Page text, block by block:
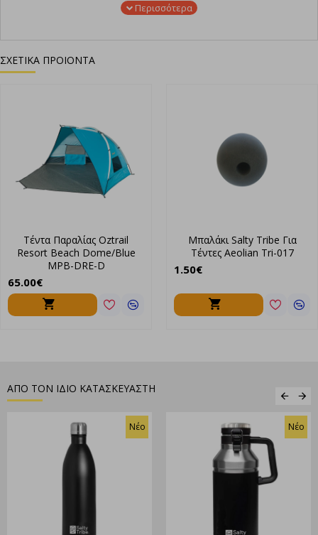
ΣΧΕΤΙΚΑ ΠΡΟΙΟΝΤΑ
Τέντα Παραλίας Oztrail
Resort Beach Dome/Blue
MPB-DRE-D
65.00€
Μπαλάκι Salty Tribe Για
Τέντες Aeolian Tri-017
1.50€
ΑΠΟ ΤΟΝ ΙΔΙΟ ΚΑΤΑΣΚΕΥΑΣΤΗ
Νέο Νέο